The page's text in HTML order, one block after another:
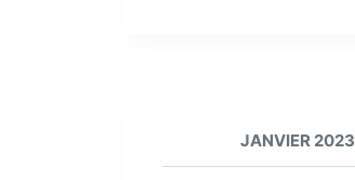
JANVIER 2023